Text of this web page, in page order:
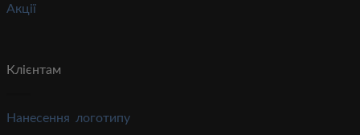
Акції
Клієнтам
Нанесення логотипу